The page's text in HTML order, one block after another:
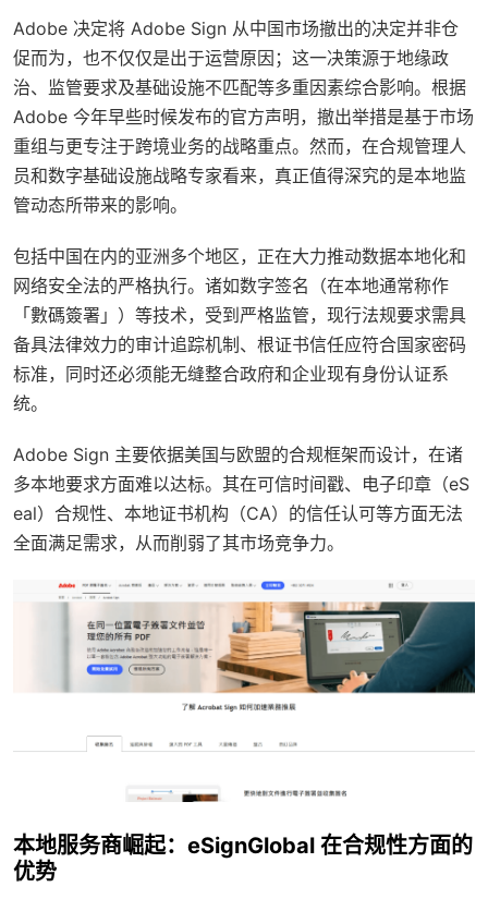
Adobe 决定将 Adobe Sign 从中国市场撤出的决定并非仓
促而为，也不仅仅是出于运营原因；这一决策源于地缘政
治、监管要求及基础设施不匹配等多重因素综合影响。根据
Adobe 今年早些时候发布的官方声明，撤出举措是基于市场
重组与更专注于跨境业务的战略重点。然而，在合规管理人
员和数字基础设施战略专家看来，真正值得深究的是本地监
管动态所带来的影响。
包括中国在内的亚洲多个地区，正在大力推动数据本地化和
网络安全法的严格执行。诸如数字签名（在本地通常称作
「數碼簽署」）等技术，受到严格监管，现行法规要求需具
备具法律效力的审计追踪机制、根证书信任应符合国家密码
标准，同时还必须能无缝整合政府和企业现有身份认证系
统。
Adobe Sign 主要依据美国与欧盟的合规框架而设计，在诸
多本地要求方面难以达标。其在可信时间戳、电子印章（eS
eal）合规性、本地证书机构（CA）的信任认可等方面无法
全面满足需求，从而削弱了其市场竞争力。
本地服务商崛起：eSignGlobal 在合规性方面的
优势